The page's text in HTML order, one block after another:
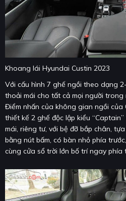
Khoang lái Hyundai Custin 2023
Với cấu hình 7 ghế ngồi theo dạng
thoải mái cho tất cả mọi người trong
Điểm nhấn của không gian ngồi
thiết kế 2 ghế độc lập kiểu
mái, riêng tư, với bệ đỡ bắp chân,
bằng nút bấm, có bàn nhỏ phía
cùng cửa sổ trời lớn bố trí ngay phía